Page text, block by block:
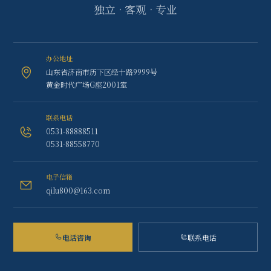
独立 · 客观 · 专业
办公地址
山东省济南市历下区经十路9999号
黄金时代广场G座2001室
联系电话
0531-88888511
0531-88558770
电子信箱
qilu800@163.com
电话咨询 联系电话